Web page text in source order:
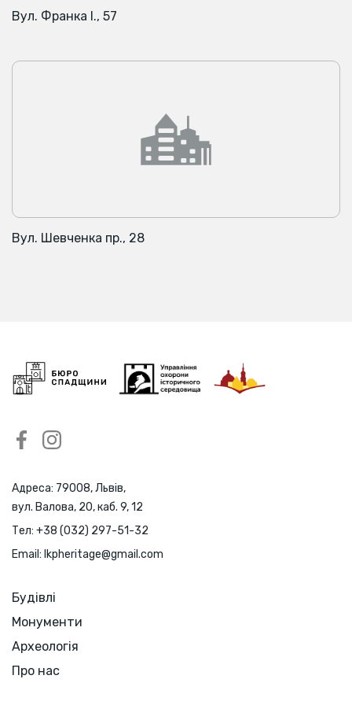
Вул. Франка І., 57
Вул. Шевченка пр., 28
Адреса: 79008, Львів,
вул. Валова, 20, каб. 9, 12
Тел: +38 (032) 297-51-32
Email: lkpheritage@gmail.com
Будівлі
Монументи
Археологія
Про нас